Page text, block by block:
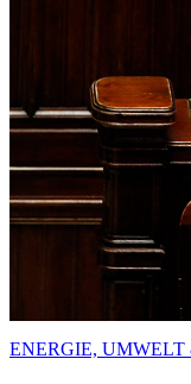
ENERGIE, UMWELT